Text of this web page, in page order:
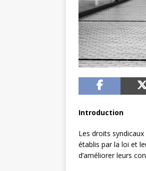
Introduction
Les droits
établis par la loi et
d’améliorer leurs